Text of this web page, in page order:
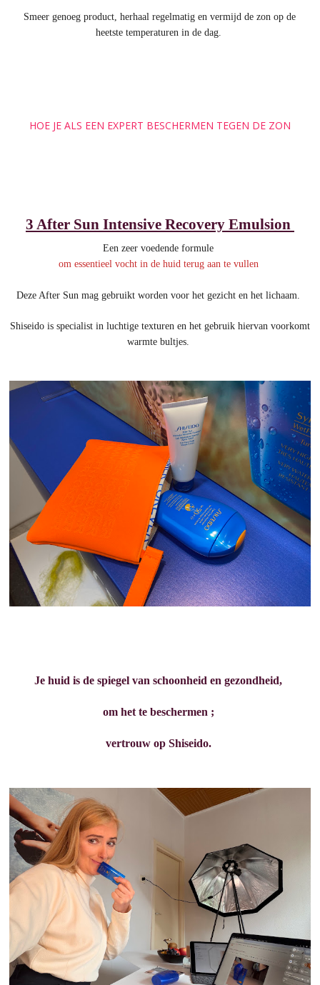
Smeer genoeg product, herhaal regelmatig en vermijd de zon op de
heetste temperaturen in de dag.
HOE JE ALS EEN EXPERT BESCHERMEN TEGEN DE ZON
3 After Sun Intensive Recovery Emulsion
Een zeer voedende formule
om essentieel vocht in de huid terug aan te vullen
Deze After Sun mag gebruikt worden voor het gezicht en het lichaam.
Shiseido is specialist in luchtige texturen en het gebruik hiervan voorkomt
warmte bultjes.
Je huid is de spiegel van schoonheid en gezondheid,
om het te beschermen ;
vertrouw op Shiseido.